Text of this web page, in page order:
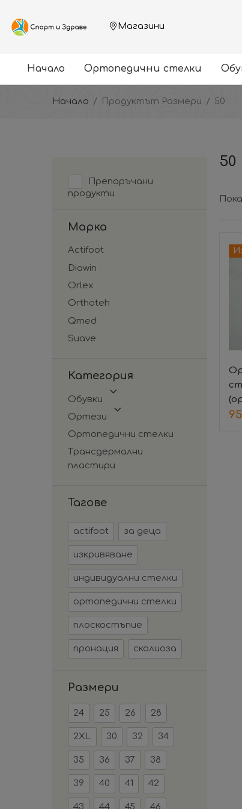
Магазини
Начало Ортопедични стелки
Начало Продуктът Размери 50
Препоръчани
продукти
Марка
Actifoot
Diawin
Orlex
Orthoteh
Qmed
Suave
Категория
Обувки
Ортези
Ортопедични стелки
Трансдермални
пластири
Тагове
actifoot за деца
изкривяване
индивидуални стелки
ортопедични стелки
плоскостъпие
пронация сколиоза
Размери
24 25 26 28
2XL 30 32 34
35 36 37 38
39 40 41 42
50